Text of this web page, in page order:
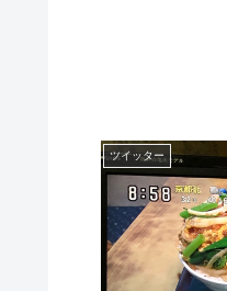
ツイッター